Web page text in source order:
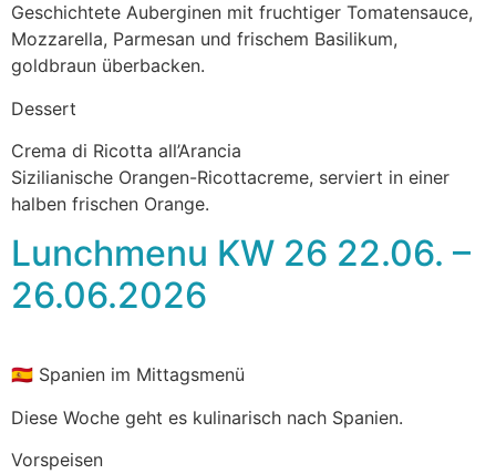
Geschichtete Auberginen mit fruchtiger Tomatensauce,
Mozzarella, Parmesan und frischem Basilikum,
goldbraun überbacken.
Dessert
Crema di Ricotta all’Arancia
Sizilianische Orangen-Ricottacreme, serviert in einer
halben frischen Orange.
Lunchmenu KW 26 22.06. –
26.06.2026
🇪🇸 Spanien im Mittagsmenü
Diese Woche geht es kulinarisch nach Spanien.
Vorspeisen